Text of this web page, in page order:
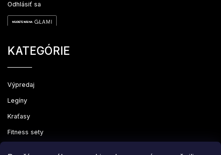
Odhlásiť sa
KATEGÓRIE
Výpredaj
Legíny
Kraťasy
Fitness sety